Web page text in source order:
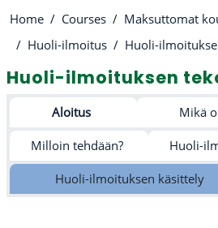
Home Courses
Maksuttomat
Huoli-ilmoitus
Huoli-
Huoli-ilmoituksen
Section outline
Aloitus Mikä
Milloin tehdään? Huoli-
Huoli-ilmoituksen käsittely